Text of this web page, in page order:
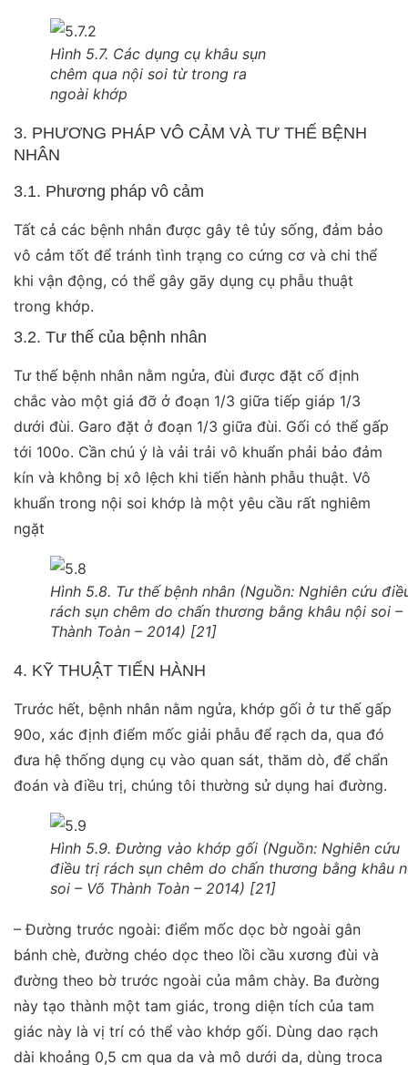
Hình 5.7. Các dụng cụ khâu sụn
chêm qua nội soi từ trong ra
ngoài khớp
3. PHƯƠNG PHÁP VÔ CẢM VÀ TƯ THẾ BỆNH
NHÂN
3.1. Phương pháp vô cảm
Tất cả các bệnh nhân được gây tê tủy sống, đảm bảo
vô cảm tốt để tránh tình trạng co cứng cơ và chi thể
khi vận động, có thể gây gãy dụng cụ phẫu thuật
trong khớp.
3.2. Tư thế của bệnh nhân
Tư thế bệnh nhân nằm ngửa, đùi được đặt cố định
chắc vào một giá đỡ ở đoạn 1/3 giữa tiếp giáp 1/3
dưới đùi. Garo đặt ở đoạn 1/3 giữa đùi. Gối có thể gấp
tới 100o. Cần chú ý là vải trải vô khuẩn phải bảo đảm
kín và không bị xô lệch khi tiến hành phẫu thuật. Vô
khuẩn trong nội soi khớp là một yêu cầu rất nghiêm
ngặt
Hình 5.8. Tư thế bệnh nhân (Nguồn: Nghiên cứu
rách sụn chêm do chấn thương bằng khâu nội soi –
Thành Toàn – 2014) [21]
4. KỸ THUẬT TIẾN HÀNH
Trước hết, bệnh nhân nằm ngửa, khớp gối ở tư thế gấp
90o, xác định điểm mốc giải phẫu để rạch da, qua đó
đưa hệ thống dụng cụ vào quan sát, thăm dò, để chẩn
đoán và điều trị, chúng tôi thường sử dụng hai đường.
Hình 5.9. Đường vào khớp gối (Nguồn: Nghiên cứu
điều trị rách sụn chêm do chấn thương bằng khâu
soi – Võ Thành Toàn – 2014) [21]
– Đường trước ngoài: điểm mốc dọc bờ ngoài gân
bánh chè, đường chéo dọc theo lồi cầu xương đùi và
đường theo bờ trước ngoài của mâm chày. Ba đường
này tạo thành một tam giác, trong diện tích của tam
giác này là vị trí có thể vào khớp gối. Dùng dao rạch
dài khoảng 0,5 cm qua da và mô dưới da, dùng troca